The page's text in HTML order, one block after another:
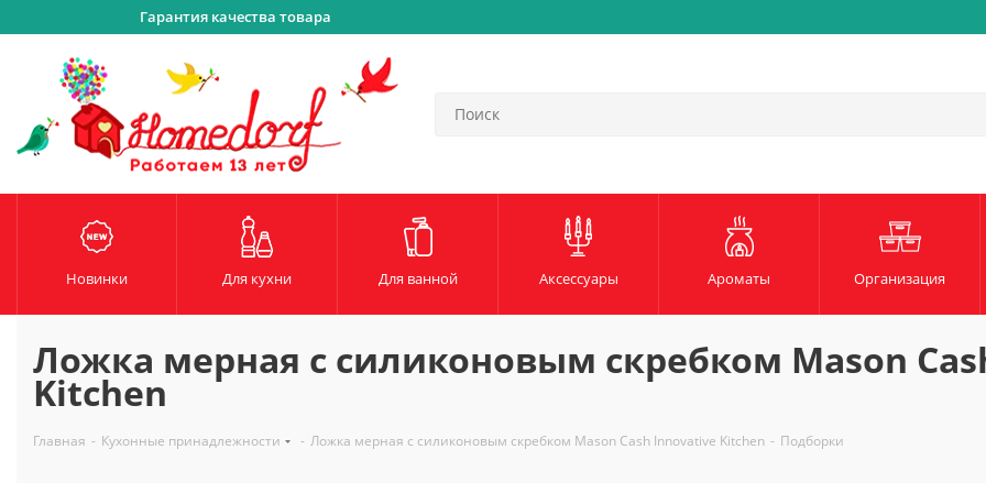
Гарантия качества товара
Новинки Для кухни Для ванной Аксессуары Ароматы Организация
Ложка мерная с силиконовым скребком Mason
Kitchen
Главная - Кухонные принадлежности - Ложка мерная с силиконовым скребком Mason Cash Innovative Kitchen - Подборки